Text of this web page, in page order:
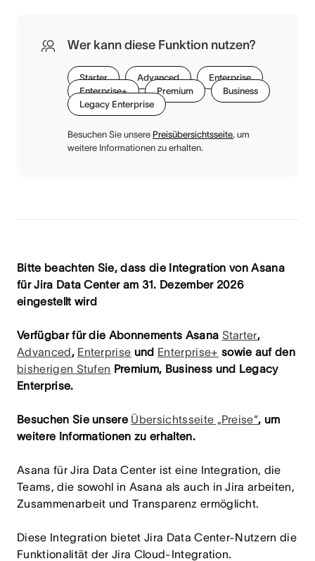
Wer kann diese Funktion nutzen?
Starter Advanced
Enterprise
Enterprise+
Premium
Business
Legacy Enterprise
Besuchen Sie unsere Preisübersichtsseite, um
weitere Informationen zu erhalten.
Bitte beachten Sie, dass die Integration von Asana
für Jira Data Center am 31. Dezember 2026
eingestellt wird
Verfügbar für die Abonnements Asana Starter,
Advanced, Enterprise und Enterprise+ sowie auf den
bisherigen Stufen Premium, Business und Legacy
Enterprise.
Besuchen Sie unsere Übersichtsseite „Preise“, um
weitere Informationen zu erhalten.
Asana für Jira Data Center ist eine Integration, die
Teams, die sowohl in Asana als auch in Jira arbeiten,
Zusammenarbeit und Transparenz ermöglicht.
Diese Integration bietet Jira Data Center-Nutzern die
Funktionalität der Jira Cloud-Integration.